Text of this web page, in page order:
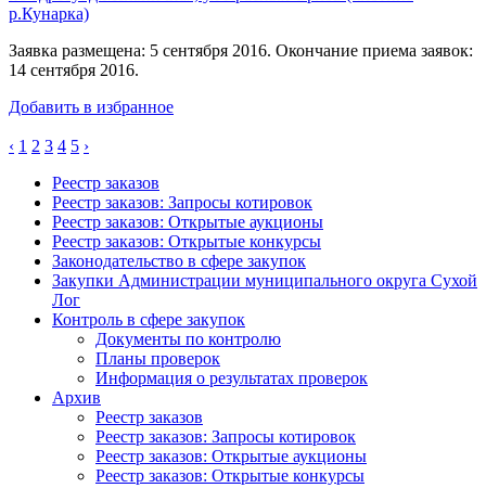
р.Кунарка)
Заявка размещена: 5 сентября 2016. Окончание приема заявок:
14 сентября 2016.
Добавить в избранное
‹ 1 2 3 4 5 ›
Реестр заказов
Реестр заказов: Запросы котировок
Реестр заказов: Открытые аукционы
Реестр заказов: Открытые конкурсы
Законодательство в сфере закупок
Закупки Администрации муниципального округа Сухой
Лог
Контроль в сфере закупок
Документы по контролю
Планы проверок
Информация о результатах проверок
Архив
Реестр заказов
Реестр заказов: Запросы котировок
Реестр заказов: Открытые аукционы
Реестр заказов: Открытые конкурсы